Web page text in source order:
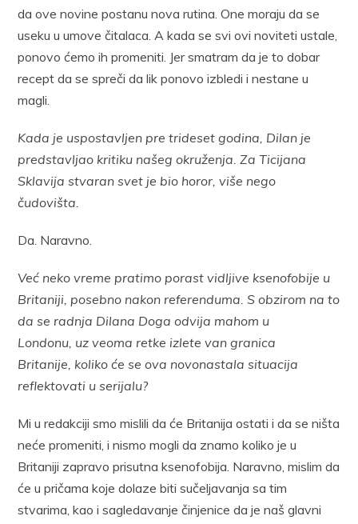
da ove novine postanu nova rutina. One moraju da se
useku u umove čitalaca. A kada se svi ovi noviteti ustale,
ponovo ćemo ih promeniti. Jer smatram da je to dobar
recept da se spreči da lik ponovo izbledi i nestane u
magli.
Kada je uspostavljen pre trideset godina, Dilan je
predstavljao kritiku našeg okruženja. Za Ticijana
Sklavija stvaran svet je bio horor, više nego
čudovišta.
Da. Naravno.
Već neko vreme pratimo porast vidljive ksenofobije u
Britaniji, posebno nakon referenduma. S obzirom na to
da se radnja Dilana Doga odvija mahom u
Londonu, uz veoma retke izlete van granica
Britanije, koliko će se ova novonastala situacija
reflektovati u serijalu?
Mi u redakciji smo mislili da će Britanija ostati i da se ništa
neće promeniti, i nismo mogli da znamo koliko je u
Britaniji zapravo prisutna ksenofobija. Naravno, mislim da
će u pričama koje dolaze biti sučeljavanja sa tim
stvarima, kao i sagledavanje činjenice da je naš glavni